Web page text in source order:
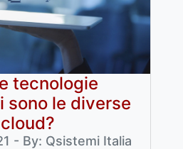
tecnologie
sono le diverse
- By: Qsistemi Italia